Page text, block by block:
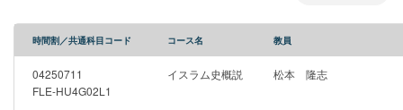
時間割／共通科目コード コース名 教員
04250711
FLE-HU4G02L1
イスラム史概説 松本 隆志